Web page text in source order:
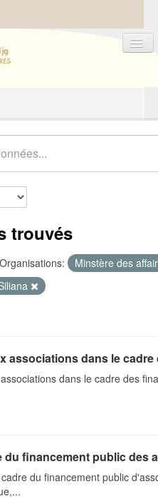
trouvés
Organisations:
Minstère des
associations dans le
dans le cadre des
financement public des
du financement public